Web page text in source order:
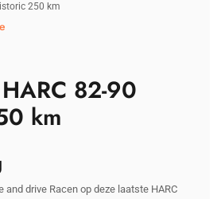
250 km
82-90
km
and drive Racen op deze laatste HARC